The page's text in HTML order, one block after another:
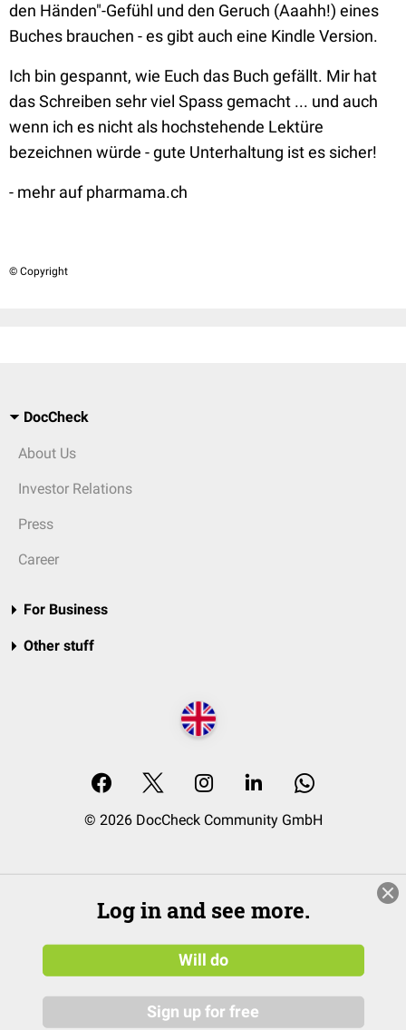
den Händen"-Gefühl und den Geruch (Aaahh!) eines
Buches brauchen - es gibt auch eine Kindle Version.
Ich bin gespannt, wie Euch das Buch gefällt. Mir hat
das Schreiben sehr viel Spass gemacht ... und auch
wenn ich es nicht als hochstehende Lektüre
bezeichnen würde - gute Unterhaltung ist es sicher!
- mehr auf pharmama.ch
© Copyright
DocCheck
About Us
Investor Relations
Press
Career
For Business
Other stuff
© 2026 DocCheck Community GmbH
Log in and see more.
Will do
Sign up for free